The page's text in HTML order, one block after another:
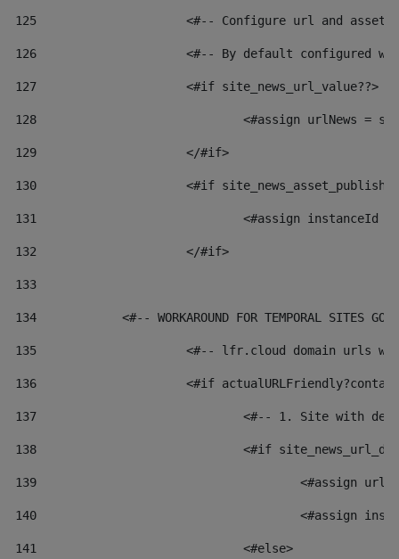
125 <#-- Configure url and asset
126 <#-- By default configured
127
			<#if site_news_url_value??>
128
129
			</#if>
130
<#if
131
132
			</#if>
133
134
<#-- WORKAROUND FOR TEMPORAL SITES GO
135
<#-- lfr.cloud domain urls
136
<#if
137
<#-- 1. Site with
138
<#if
139
<#assign
140
<#assign
141
				<#else>